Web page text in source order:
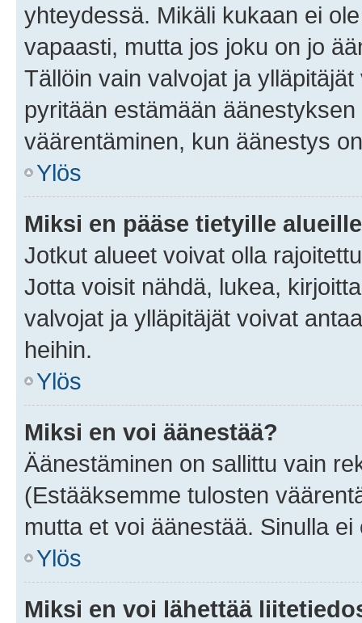
yhteydessä. Mikäli kukaan ei
vapaasti, mutta jos joku on jo
Tällöin vain valvojat ja
pyritään estämään
väärentäminen, kun äänestys
Ylös
Miksi en pääse tietyille
Jotkut alueet voivat olla
Jotta voisit nähdä, lukea,
valvojat ja ylläpitäjät voivat
heihin.
Ylös
Miksi en voi äänestää?
Äänestäminen on sallittu vain
(Estääksemme tulosten
mutta et voi äänestää. Sinulla
Ylös
Miksi en voi lähettää